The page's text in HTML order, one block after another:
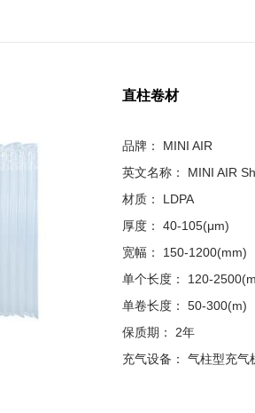
直柱卷材
品牌： MINI AIR
英文名称： MINI AIR
材质： LDPA
厚度： 40-105(μm)
宽幅： 150-1200(mm)
单个长度： 120-
单卷长度： 50-300(m)
保质期： 2年
充气设备： 气柱型充气